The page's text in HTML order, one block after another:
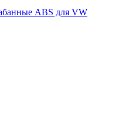
ABS для VW